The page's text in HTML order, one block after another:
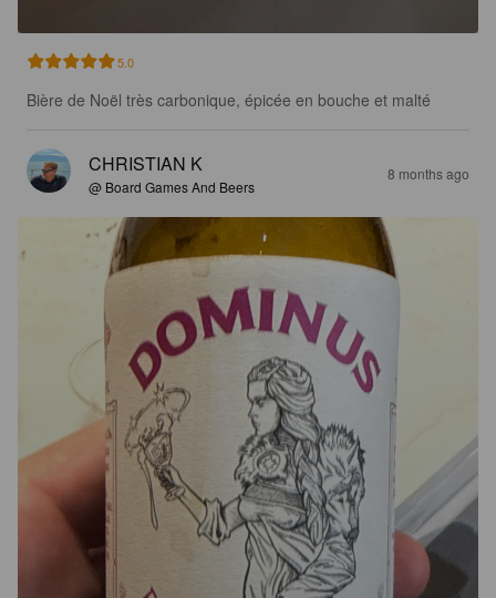
5.0
Bière de Noël très carbonique, épicée en bouche et malté
CHRISTIAN K
@ Board Games And Beers
8 months ago